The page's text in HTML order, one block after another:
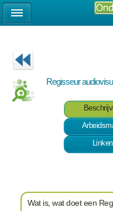
Regisseur
Linken
Wat is, wat doet een